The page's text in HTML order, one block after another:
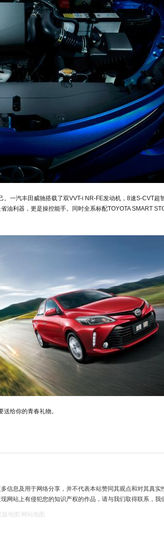
一汽丰田威驰搭载了双VVT-i NR-FE发动机，8速S-CVT超
油利器，更是操控能手。同时全系标配TOYOTA SMART
给你的青春礼物。
信息及用于网络分享，并不代表本站赞同其观点和对其真
网站上有侵犯您的知识产权的作品，请与我们取得联系，我
版地图 网站地图